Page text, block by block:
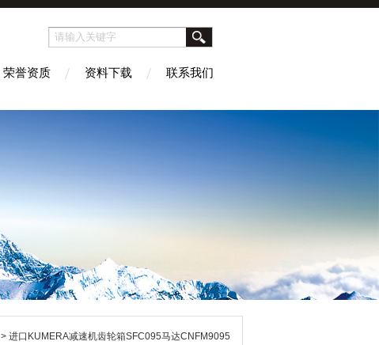
荣誉资质 资料下载 联系我们
> 进口KUMERA减速机齿轮箱SFC095马达CNFM9095